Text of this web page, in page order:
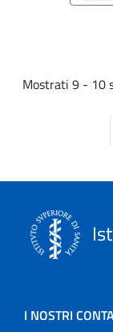
Mostrati 9 - 10
I NOSTRI